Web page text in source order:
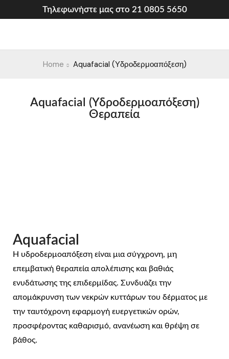
Τηλεφωνήστε μας στο 21 0805 5650
Home Aquafacial (Υδροδερμοαπόξεση)
Aquafacial (Υδροδερμοαπόξεση)
Θεραπεία
Aquafacial
Η υδροδερμοαπόξεση είναι μια σύγχρονη, μη
επεμβατική θεραπεία απολέπισης και βαθιάς
ενυδάτωσης της επιδερμίδας. Συνδυάζει την
απομάκρυνση των νεκρών κυττάρων του δέρματος με
την ταυτόχρονη εφαρμογή ευεργετικών ορών,
προσφέροντας καθαρισμό, ανανέωση και θρέψη σε
βάθος.